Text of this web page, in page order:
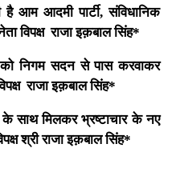
आम आदमी पार्टी, संविधानिक
विपक्ष राजा इक़बाल सिंह*
को निगम सदन से पास करवाकर
राजा इक़बाल सिंह*
के साथ मिलकर भ्रष्टाचार के नए
श्री राजा इक़बाल सिंह*